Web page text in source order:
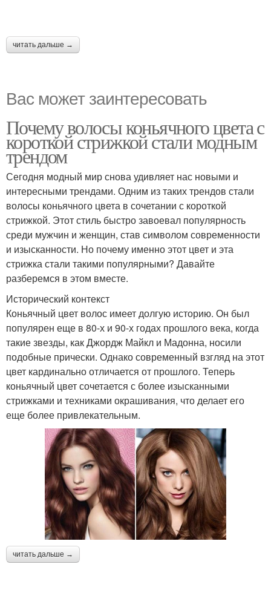
читать дальше →
Вас может заинтересовать
Почему волосы коньячного цвета с
короткой стрижкой стали модным
трендом
Сегодня модный мир снова удивляет нас новыми и
интересными трендами. Одним из таких трендов стали
волосы коньячного цвета в сочетании с короткой
стрижкой. Этот стиль быстро завоевал популярность
среди мужчин и женщин, став символом современности
и изысканности. Но почему именно этот цвет и эта
стрижка стали такими популярными? Давайте
разберемся в этом вместе.
Исторический контекст
Коньячный цвет волос имеет долгую историю. Он был
популярен еще в 80-х и 90-х годах прошлого века, когда
такие звезды, как Джордж Майкл и Мадонна, носили
подобные прически. Однако современный взгляд на этот
цвет кардинально отличается от прошлого. Теперь
коньячный цвет сочетается с более изысканными
стрижками и техниками окрашивания, что делает его
еще более привлекательным.
читать дальше →